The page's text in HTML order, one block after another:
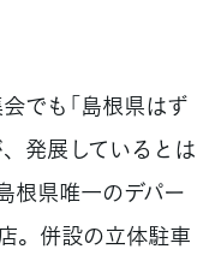
でも「島根県はず
発展しているとは
根県唯一のデパー
。併設の立体駐車